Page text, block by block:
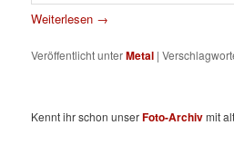
Weiterlesen →
Veröffentlicht unterMetal |
Kennt ihr schon unserFoto-Archivmit